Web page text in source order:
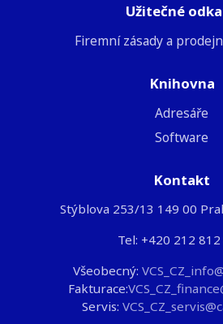
Užitečné
Firemní zásady a
Knihovna
Adresáře
Software
Kontakt
Stýblova 253/13 149 00
Tel: +420 212
Všeobecný:
Fakturace:
Servis: